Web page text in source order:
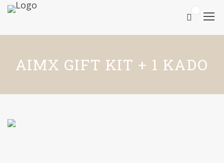
AIMX GIFT KIT + 1 KADO